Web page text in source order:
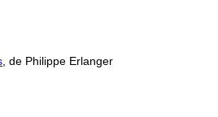
, de Philippe Erlanger